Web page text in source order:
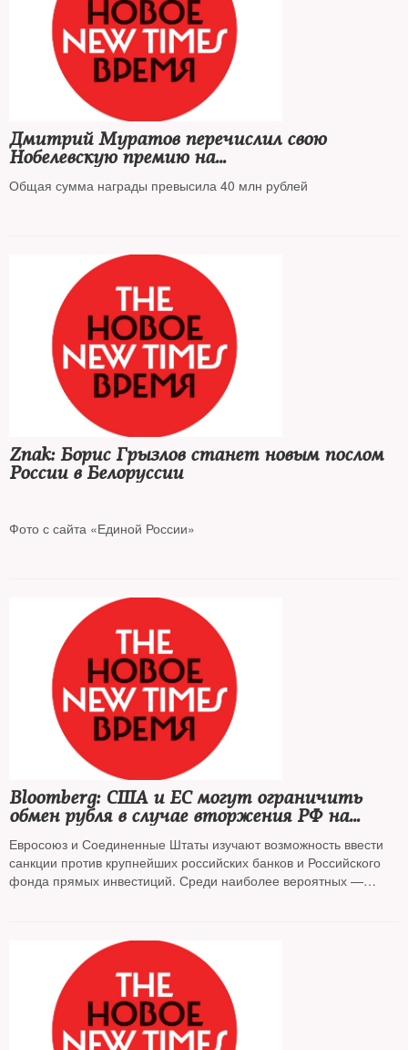
Дмитрий Муратов перечислил свою
Нобелевскую премию на
благотворительность
Общая сумма награды превысила 40 млн рублей
Znak: Борис Грызлов станет новым послом
России в Белоруссии
Фото с сайта «Единой России»
думский комитет по делам СНГ
Bloomberg: США и ЕС могут ограничить
обмен рубля в случае вторжения РФ на
Украину
Евросоюз и Соединенные Штаты изучают возможность ввести
санкции против крупнейших российских банков и Российского
фонда прямых инвестиций. Среди наиболее вероятных —